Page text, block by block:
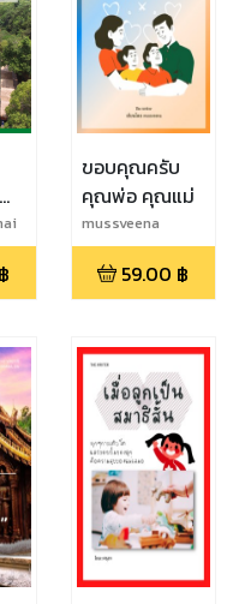
฿
ขอบคุณครับ
คุณพ่อ คุณแม่
mussveena
59.00 ฿